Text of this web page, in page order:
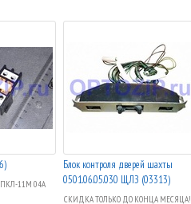
ПКЛ-11М 04А
Блок контроля дверей шахты
0501.06.05.030 ЩЛЗ (03313)
СКИДКА ТОЛЬКО ДО КОНЦА МЕСЯЦА!